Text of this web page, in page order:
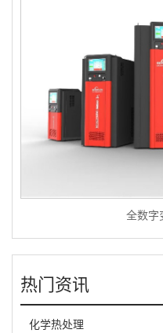
全数字
热门资讯
化学热处理